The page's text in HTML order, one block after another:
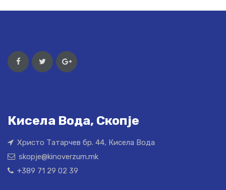
Кисела Вода, Скопје
Христо Татарчев бр. 44, Кисела Вода
skopje@kinoverzum.mk
+389 71 29 02 39